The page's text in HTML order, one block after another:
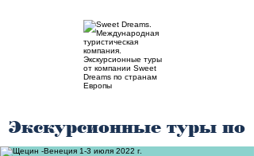
Экскурсионные туры по